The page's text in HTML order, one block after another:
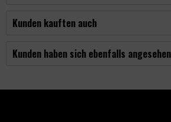
Kunden kauften auch
Kunden haben sich ebenfalls angesehen